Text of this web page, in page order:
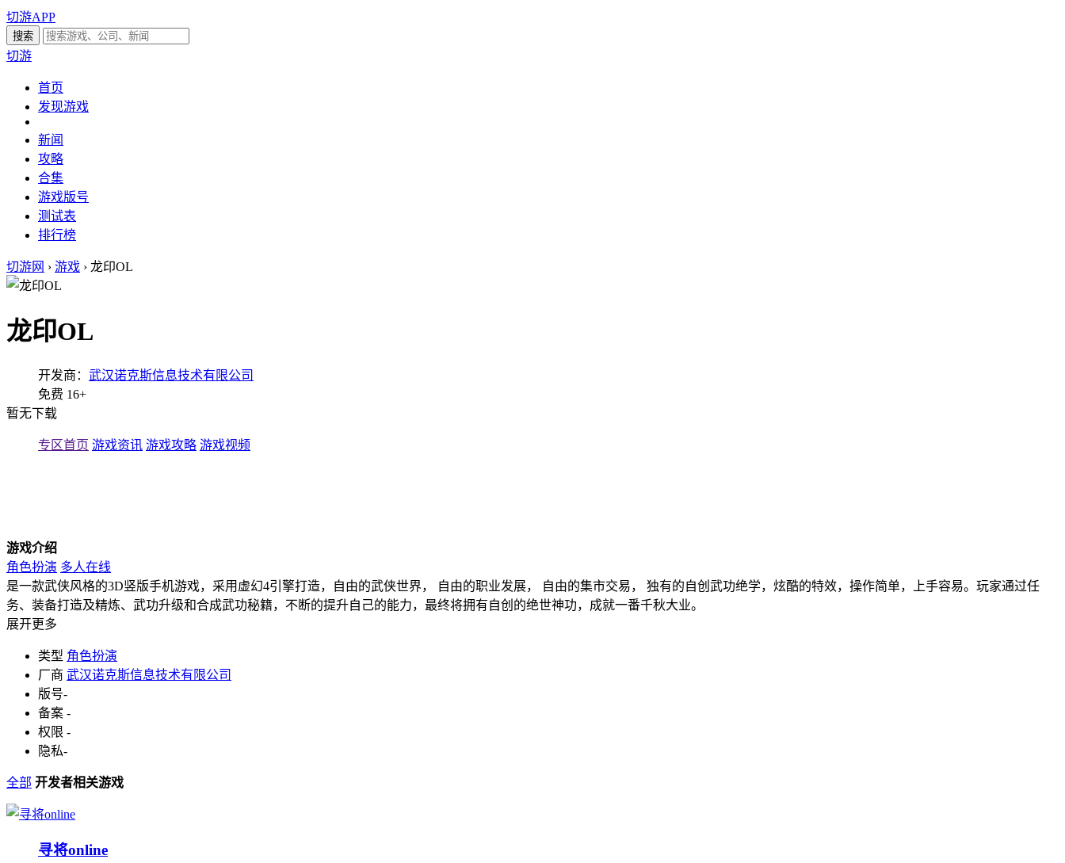
切游APP
切游
首页
发现游戏
新闻
攻略
合集
游戏版号
测试表
排行榜
切游网 › 游戏 › 龙印OL
龙印OL
开发商： 武汉诺克斯信息技术有限公司
免费 16+
暂无下载
专区首页 游戏资讯 游戏攻略 游戏视频
游戏介绍
角色扮演 多人在线
是一款武侠风格的3D竖版手机游戏，采用虚幻4引擎打造，自由的武侠世界， 自由的职业发展， 自由的集市交易， 独有的自创武功绝学，炫酷的特效，操作简单，上手容易。玩家通过任
务、装备打造及精炼、武功升级和合成武功秘籍，不断的提升自己的能力，最终将拥有自创的绝世神功，成就一番千秋大业。
展开更多
类型 角色扮演
厂商 武汉诺克斯信息技术有限公司
版号-
备案 -
权限 -
隐私-
全部 开发者相关游戏
寻将online